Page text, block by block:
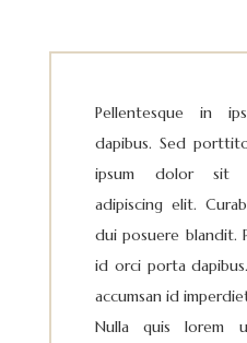
Pellentesque in
dapibus. Sed
ipsum dolor sit
adipiscing elit.
dui posuere blandit.
id orci porta
accumsan id
Nulla quis lorem